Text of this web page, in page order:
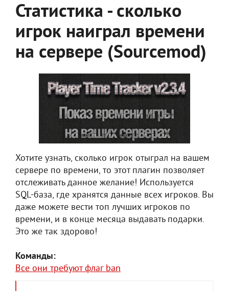
Статистика - сколько
игрок наиграл времени
на сервере (Sourcemod)
Хотите узнать, сколько игрок отыграл на вашем
сервере по времени, то этот плагин позволяет
отслеживать данное желание! Используется
SQL-база, где хранятся данные всех игроков. Вы
даже можете вести топ лучших игроков по
времени, и в конце месяца выдавать подарки.
Это же так здорово!
Команды:
Все они требуют флаг ban